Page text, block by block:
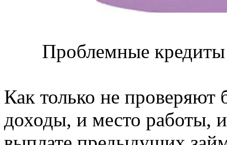
Проблемные
Как только не проверяют
доходы, и место работы,